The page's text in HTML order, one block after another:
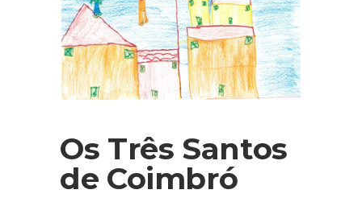
Os Três Santos
de Coimbró